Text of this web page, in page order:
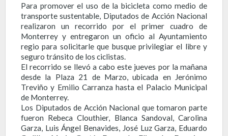
Para promover el uso de la bicicleta como medio de
transporte sustentable, Diputados de Acción Nacional
realizaron un recorrido por el primer cuadro de
Monterrey y entregaron un oficio al Ayuntamiento
regio para solicitarle que busque privilegiar el libre y
seguro tránsito de los ciclistas.
El recorrido se llevó a cabo este jueves por la mañana
desde la Plaza 21 de Marzo, ubicada en Jerónimo
Treviño y Emilio Carranza hasta el Palacio Municipal
de Monterrey.
Los Diputados de Acción Nacional que tomaron parte
fueron Rebeca Clouthier, Blanca Sandoval, Carolina
Garza, Luis Ángel Benavides, José Luz Garza, Eduardo